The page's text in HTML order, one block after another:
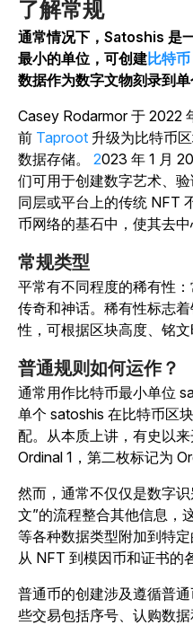
了解常规
通常情况下，Satoshis 是
最小的单位，可创建比特
数据作为数字文物刻录到单
Casey Rodarmor于 2022
前 Taproot 升级为比特币
数据存储。 2023 年 1 月
们可用于创建数字艺术、
同层或平台上的传统 NFT
币网络的基石中，使其去中
常规类型
平常有不同程度的稀有性：
传奇和神话。稀有性标志
性，可根据区块高度、铭
普通规则如何运作？
通常用作比特币最小单位
单个 satoshis 在比特币区
配。 从本质上讲，有史以
Ordinal 1，第二枚标记为
然而，通常不仅仅是数字
文”的流程整合其他信息，
等各种数据类型附加到特
从 NFT 到模因币和证书的
普通币的创建涉及遵循普
些交易包括序号、认购数